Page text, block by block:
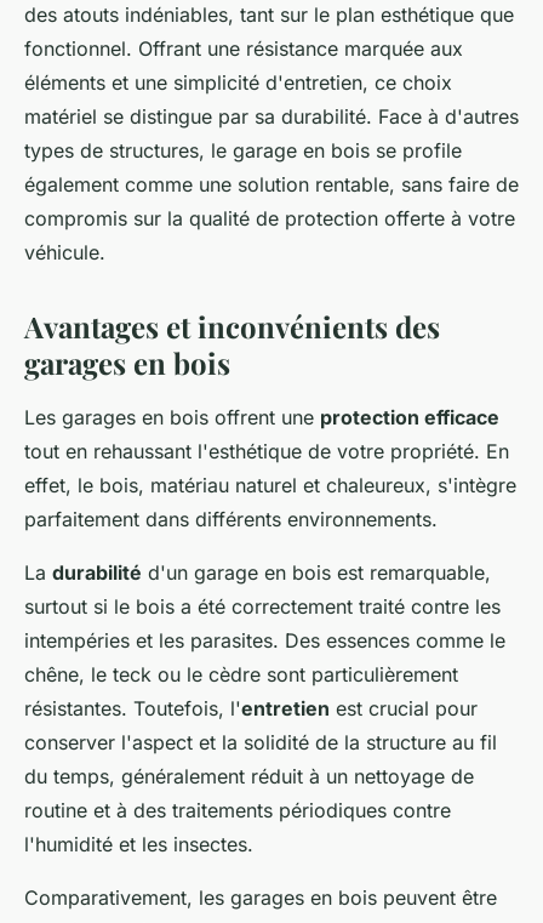
des atouts indéniables, tant sur le plan esthétique que
fonctionnel. Offrant une résistance marquée aux
éléments et une simplicité d'entretien, ce choix
matériel se distingue par sa durabilité. Face à d'autres
types de structures, le garage en bois se profile
également comme une solution rentable, sans faire de
compromis sur la qualité de protection offerte à votre
véhicule.
Avantages et inconvénients des
garages en bois
Les garages en bois offrent une protection efficace
tout en rehaussant l'esthétique de votre propriété. En
effet, le bois, matériau naturel et chaleureux, s'intègre
parfaitement dans différents environnements.
La durabilité d'un garage en bois est remarquable,
surtout si le bois a été correctement traité contre les
intempéries et les parasites. Des essences comme le
chêne, le teck ou le cèdre sont particulièrement
résistantes. Toutefois, l'entretien est crucial pour
conserver l'aspect et la solidité de la structure au fil
du temps, généralement réduit à un nettoyage de
routine et à des traitements périodiques contre
l'humidité et les insectes.
Comparativement, les garages en bois peuvent être